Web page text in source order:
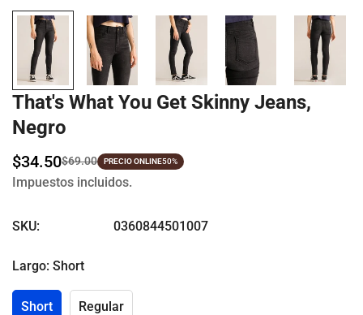
That's What You Get Skinny Jeans,
Negro
Precio
de
$34.50
Precio
regular
$69.00 PRECIO ONLINE50%
Impuestos incluidos.
SKU: 0360844501007
Largo: Short
Short Regular